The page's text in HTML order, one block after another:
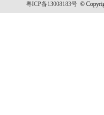
粤ICP备13008183号 ©